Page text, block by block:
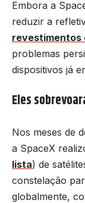
Embora a
reduzir a
revestimentos
problemas
dispositivos já
Eles
Nos meses de
a SpaceX
lista) de
constelação
globalmente,